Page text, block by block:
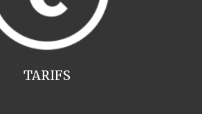
TARIFS